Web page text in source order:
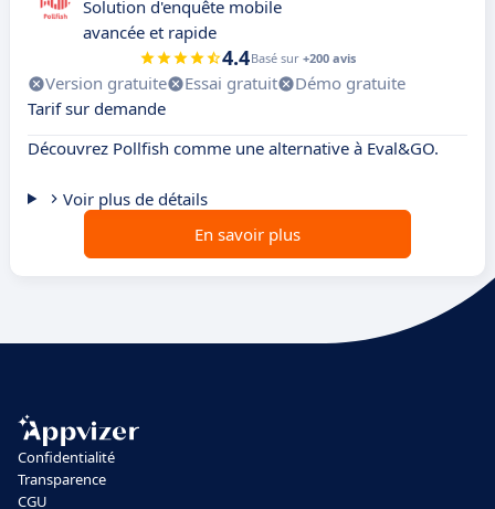
Solution d'enquête mobile
avancée et rapide
4.4Basé sur +200 avis
Version gratuite Essai gratuit
Démo gratuite
Tarif sur demande
Découvrez Pollfish comme une alternative à Eval&GO.
Voir plus de détails
En savoir plus
Confidentialité
Transparence
CGU